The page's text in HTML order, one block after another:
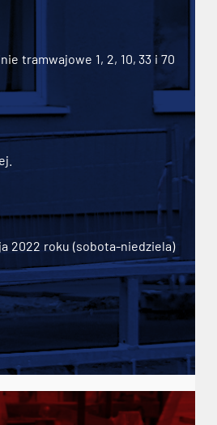
tramwajowe 1, 2, 10, 33 i 70
2022 roku (sobota-niedziela)